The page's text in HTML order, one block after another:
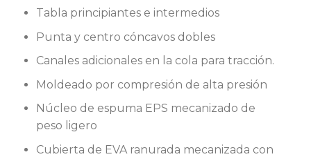
Tabla principiantes e intermedios
Punta y centro cóncavos dobles
Canales adicionales en la cola para tracción.
Moldeado por compresión de alta presión
Núcleo de espuma EPS mecanizado de
peso ligero
Cubierta de EVA ranurada mecanizada con